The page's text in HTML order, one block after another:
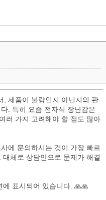
, 제품이 불량인지 아닌지의 판
. 특히 요즘 전자식 장난감은
러 가지 고려해야 할 점도 많아
에 문의하시는 것이 가장 빠르
체로 상담만으로 문제가 해결
표시되어 있습니다. 🙏🙏